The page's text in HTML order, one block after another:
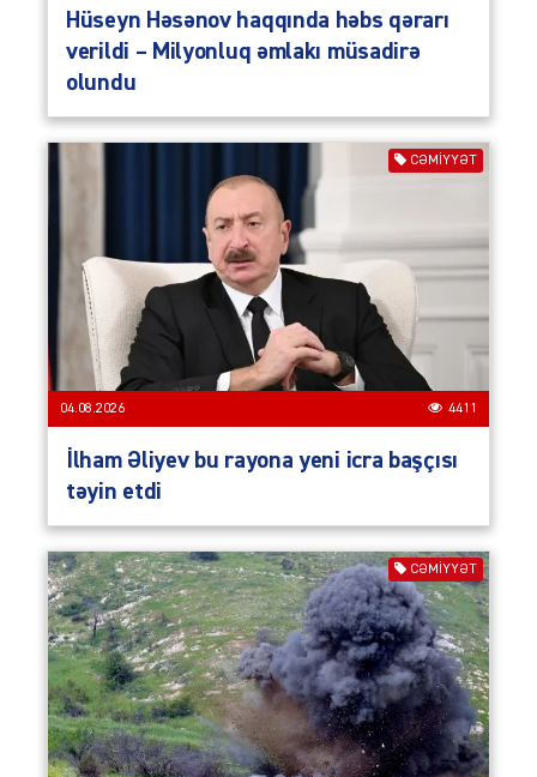
Hüseyn Həsənov haqqında həbs qərarı
verildi – Milyonluq əmlakı müsadirə
olundu
CƏMIYYƏT
04.08.2026 4411
İlham Əliyev bu rayona yeni icra başçısı
təyin etdi
CƏMIYYƏT